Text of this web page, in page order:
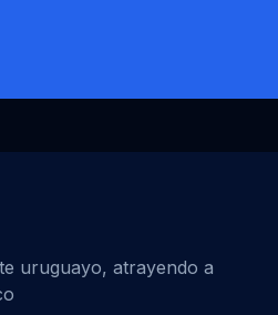
uruguayo, atrayendo a